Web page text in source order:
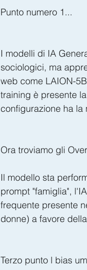
Punto numero ​1...
I modelli di IA
sociologici, ma
web come LAION-
training è presente
configurazione ha la
​Ora troviamo gli
Il modello sta
prompt "famiglia",
frequente presente
donne) a favore
​Terzo punto l bias